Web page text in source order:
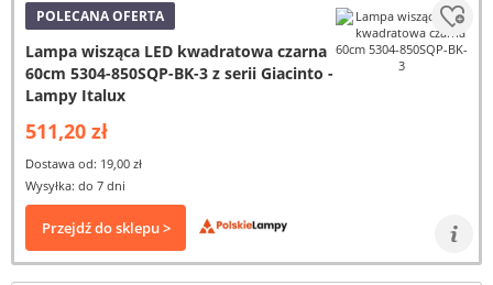
POLECANA OFERTA
Lampa wisząca LED kwadratowa czarna
60cm 5304-850SQP-BK-3 z serii Giacinto -
Lampy Italux
511,20 zł
Dostawa od: 19,00 zł
Wysyłka: do 7 dni
Przejdź do sklepu >